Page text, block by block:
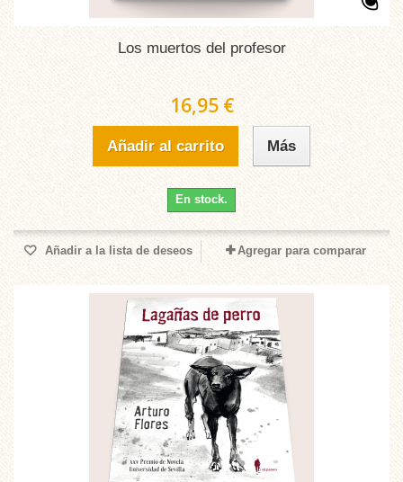
Los muertos del profesor
16,95 €
Añadir al carrito Más
En stock.
Añadir a la lista de deseos Agregar para comparar